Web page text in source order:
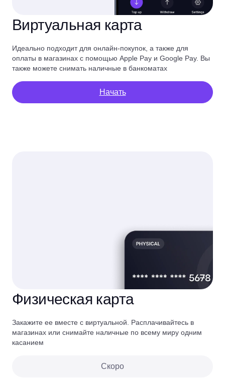
Виртуальная карта
Идеально подходит для онлайн-покупок, а также для
оплаты в магазинах с помощью Apple Pay и Google Pay. Вы
также можете снимать наличные в банкоматах
Начать
Физическая карта
Закажите ее вместе с виртуальной. Расплачивайтесь в
магазинах или снимайте наличные по всему миру одним
касанием
Скоро